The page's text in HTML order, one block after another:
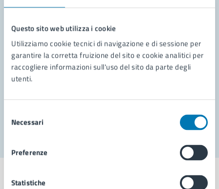
Questo sito web utilizza i cookie
Utilizziamo cookie tecnici di navigazione e di sessione per
garantire la corretta fruizione del sito e cookie analitici per
raccogliere informazioni sull'uso del sito da parte degli
utenti.
delNecessari
Preferenze
Statistiche
Contatta il comune
Leggi le domande frequenti
Richiedi assistenza
Prenota appuntamento